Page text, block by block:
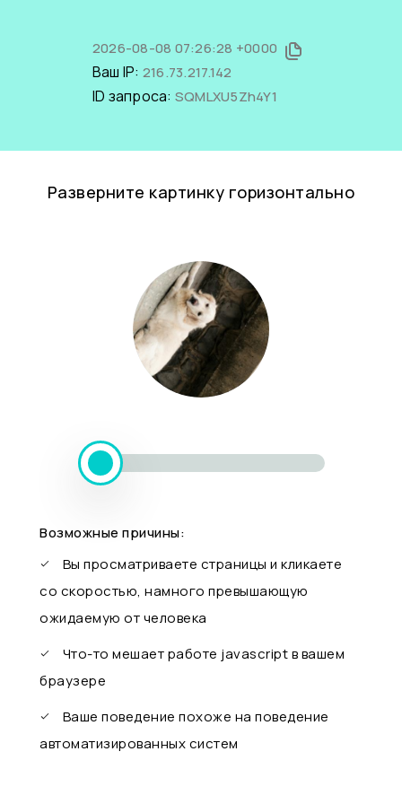
2026-08-08 07:26:28 +0000
Ваш IP: 216.73.217.142
ID запроса: SQMLXU5Zh4Y1
Разверните картинку горизонтально
Возможные причины:
Вы просматриваете страницы и кликаете
со скоростью, намного превышающую
ожидаемую от человека
Что-то мешает работе javascript в вашем
браузере
Ваше поведение похоже на поведение
автоматизированных систем